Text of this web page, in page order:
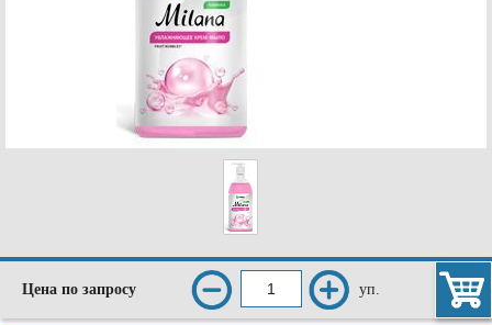
Цена по запросу уп.